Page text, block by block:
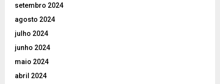
setembro 2024
agosto 2024
julho 2024
junho 2024
maio 2024
abril 2024